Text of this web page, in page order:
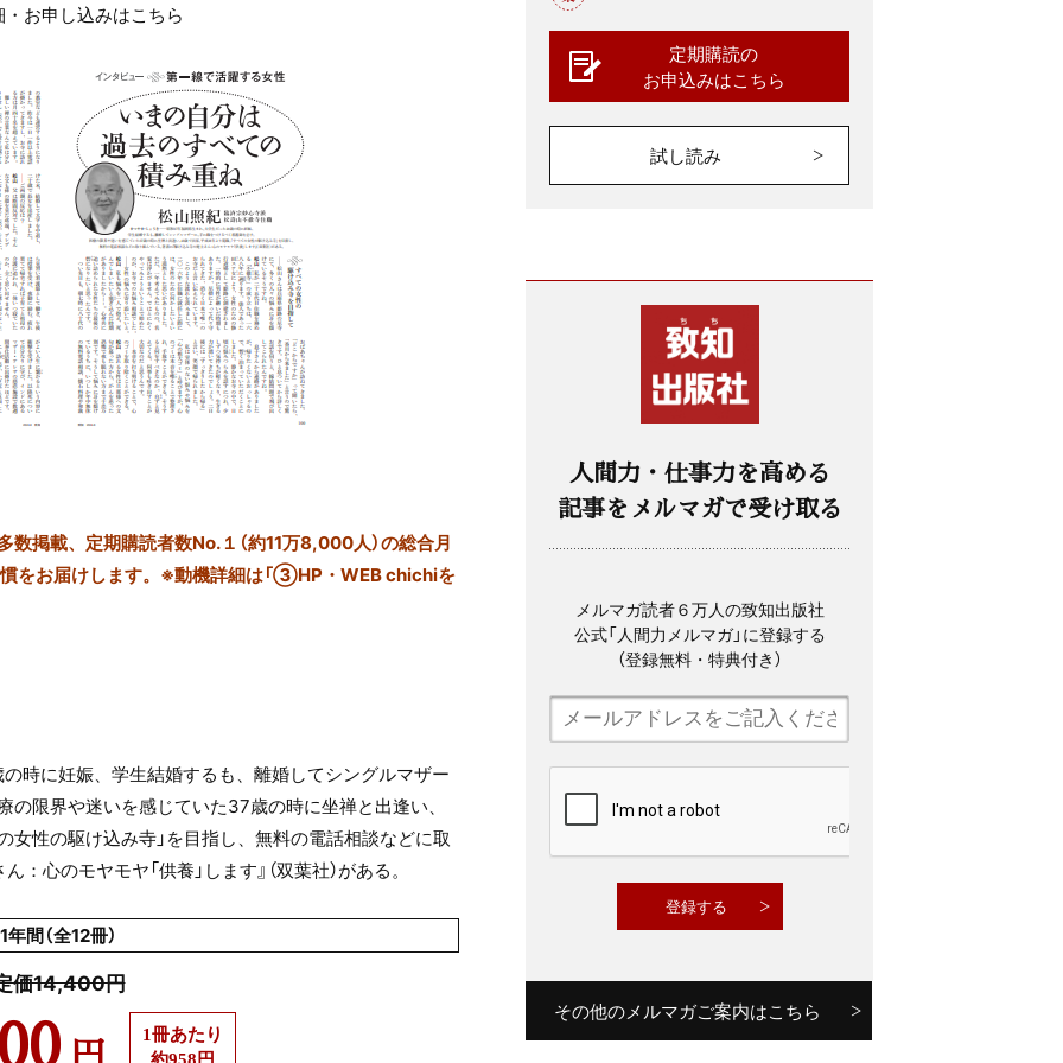
申し込みはこちら
掲載、定期購読者数No.１（約11万8,000人）の総合月
慣をお届けします。※動機詳細は「③HP・WEB chichiを
時に妊娠、学生結婚するも、離婚してシングルマザー
限界や迷いを感じていた37歳の時に坐禅と出逢い、
性の駆け込み寺」を目指し、無料の電話相談などに取
心のモヤモヤ「供養」します』（双葉社）がある。
1年間（全12冊）
価14,400円
1冊あたり
定期購読の
お申込みはこちら
試し読み
人間力・仕事力を高める
記事をメルマガで受け取る
メルマガ読者６万人の致知出版社
公式「人間力メルマガ」に登録する
（登録無料・特典付き）
その他のメルマガご案内はこちら